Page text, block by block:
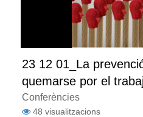
23 12 01_La
quemarse por el
detección, evaluación
Conferències
48 visualitzacions